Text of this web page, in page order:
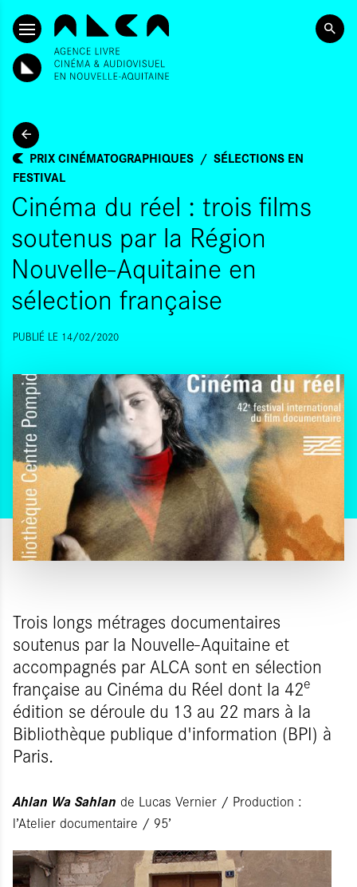
ALLER AU CONTENU PRINCIPAL
PRIX CINÉMATOGRAPHIQUES
SÉLECTIONS EN
FESTIVAL
Cinéma du réel : trois films
soutenus par la Région
Nouvelle-Aquitaine en
sélection française
PUBLIÉ LE 14/02/2020
Trois longs métrages documentaires
soutenus par la Nouvelle-Aquitaine et
accompagnés par ALCA sont en sélection
française au Cinéma du Réel dont la 42e
édition se déroule du 13 au 22 mars à la
Bibliothèque publique d'information (BPI) à
Paris.
Ahlan Wa Sahlan de Lucas Vernier / Production :
l’Atelier documentaire / 95’